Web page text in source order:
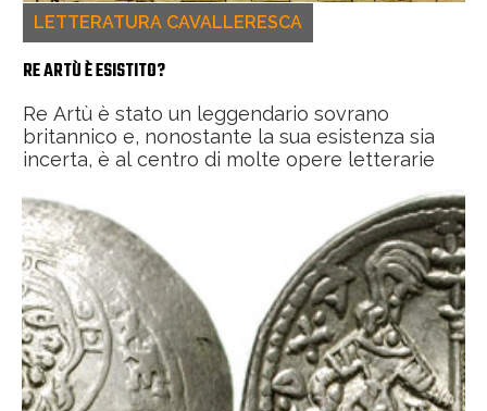
LETTERATURA CAVALLERESCA
RE ARTÙ È ESISTITO?
Re Artù è stato un leggendario sovrano
britannico e, nonostante la sua esistenza sia
incerta, è al centro di molte opere letterarie